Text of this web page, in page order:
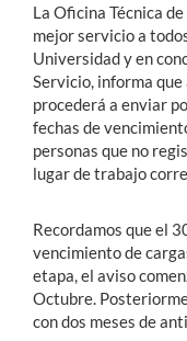
Alumni
English
La Oficina Técnica
mejor servicio a
Universidad y en
Servicio, informa
procederá a enviar
fechas de
personas que no
lugar de trabajo
Recordamos que el
vencimiento de
etapa, el aviso
Octubre.
con dos meses de